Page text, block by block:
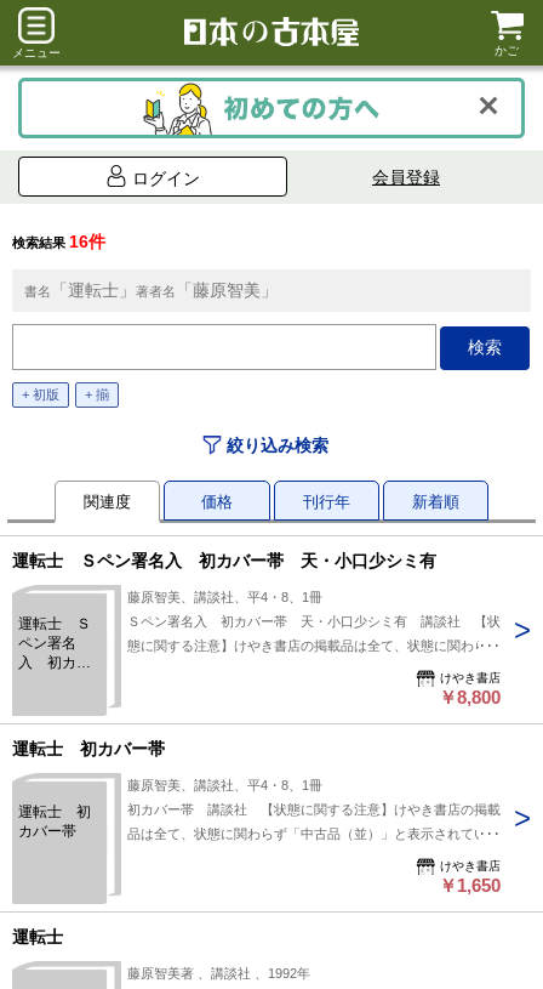
メニュー かご
ログイン 会員登録
検索結果 16件
書名 「運転士」 著者名 「藤原智美」
+ 初版 + 揃
絞り込み検索
関連度 価格 刊行年 新着順
運転士 Ｓペン署名入 初カバー帯 天・小口少シミ有
運転士 Ｓ
ペン署名
入 初カバ
有
藤原智美、講談社、平4・8、1冊
Ｓペン署名入 初カバー帯 天・小口少シミ有 講談社 【状
態に関する注意】けやき書店の掲載品は全て、状態に関わらず
「中古品（並）」と表示されています。「日本の古本屋」は６
段階の「状態」表記が必須となりましたが、当店の扱う商品の
状態欄の「中古品（並）」という表現は考慮にいれないで下さ
下さい。状態表記の無いものは特に問題なく良好とお考え下さ
い。:
けやき書店
￥8,800
運転士 初カバー帯
運転士 初
カバー帯
藤原智美、講談社、平4・8、1冊
初カバー帯 講談社 【状態に関する注意】けやき書店の掲載
品は全て、状態に関わらず「中古品（並）」と表示されていま
す。「日本の古本屋」は６段階の「状態」表記が必須となりま
したが、当店の扱う商品の特質上、状態の簡易な区分けは適切
に問題なく良好とお考え下さい。:
けやき書店
￥1,650
運転士
藤原智美著 、講談社 、1992年